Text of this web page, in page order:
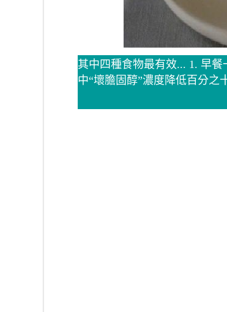
其中四種食物最有效... 1. 早
中“壞膽固醇”濃度降低百分之